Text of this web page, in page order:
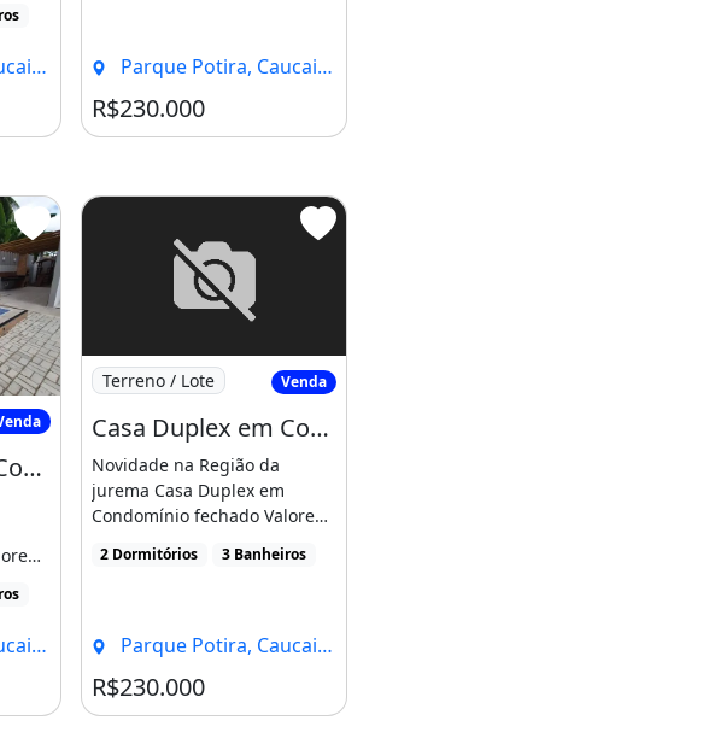
CE Parque Potira, Caucaia - CE
R$230.000
Condominio em Condominio
Casa Duplex em Condominio em Condominio Fechado na Grande Jurema!!!!. Compareça
CE
Imagem: Casa Duplex em Condominio em Condominio
Terreno / Lote Venda
Casa Duplex em Condominio em Condominio Fechado na Grande Jurema!!!!. Neste Momento
Novidade na Região da
jurema Casa Duplex em
Condomínio fechado Valore
Registro [...]
2 Dormitórios 3 Banheiros
Parque Potira, Caucaia - CE
R$230.000